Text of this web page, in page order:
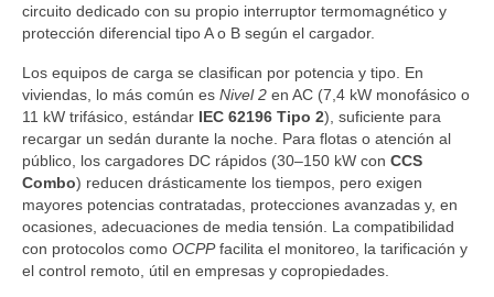
circuito dedicado con su propio interruptor termomagnético y
protección diferencial tipo A o B según el cargador.
Los equipos de carga se clasifican por potencia y tipo. En
viviendas, lo más común es Nivel 2 en AC (7,4 kW monofásico o
11 kW trifásico, estándar IEC 62196 Tipo 2), suficiente para
recargar un sedán durante la noche. Para flotas o atención al
público, los cargadores DC rápidos (30–150 kW con CCS
Combo) reducen drásticamente los tiempos, pero exigen
mayores potencias contratadas, protecciones avanzadas y, en
ocasiones, adecuaciones de media tensión. La compatibilidad
con protocolos como OCPPfacilita el monitoreo, la tarificación y
el control remoto, útil en empresas y copropiedades.